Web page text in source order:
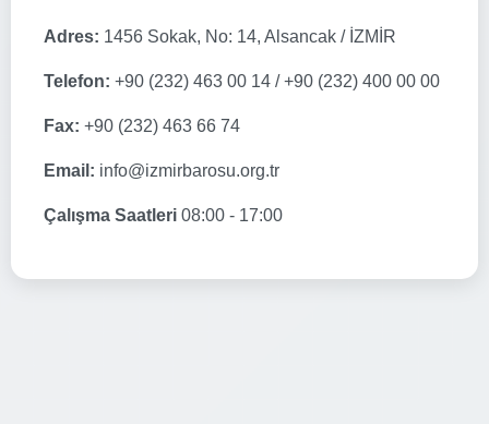
Adres: 1456 Sokak, No: 14, Alsancak / İZMİR
Telefon: +90 (232) 463 00 14 / +90 (232) 400 00 00
Fax: +90 (232) 463 66 74
Email: info@izmirbarosu.org.tr
Çalışma Saatleri 08:00 - 17:00